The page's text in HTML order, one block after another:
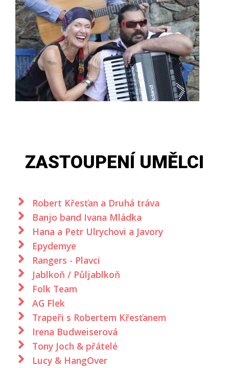
ZASTOUPENÍ UMĚLCI
Robert Křesťan a Druhá tráva
Banjo band Ivana Mládka
Hana a Petr Ulrychovi a Javory
Epydemye
Rangers - Plavci
Jablkoň / Půljablkoň
Folk Team
AG Flek
Trapeři s Robertem Křesťanem
Irena Budweiserová
Tony Joch & přátelé
Lucy & HangOver